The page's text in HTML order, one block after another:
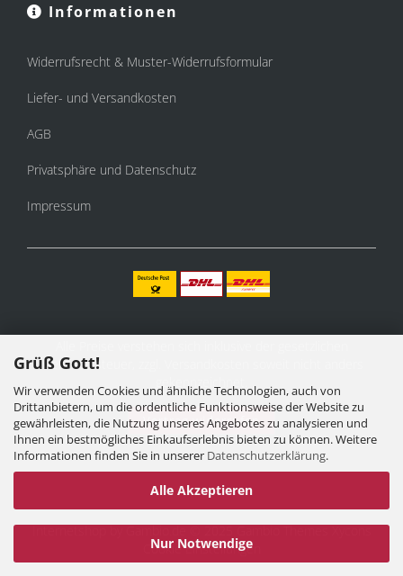
Grüß Gott!
Wir verwenden Cookies und ähnliche Technologien, auch von
Drittanbietern, um die ordentliche Funktionsweise der Website zu
gewährleisten, die Nutzung unseres Angebotes zu analysieren und
Ihnen ein bestmögliches Einkaufserlebnis bieten zu können. Weitere
Informationen finden Sie in unserer Datenschutzerklärung.
Alle Akzeptieren
Nur Notwendige
Informationen
Widerrufsrecht & Muster-Widerrufsformular
Liefer- und Versandkosten
AGB
Privatsphäre und Datenschutz
Impressum
Mehrwertsteuer, zzgl.
gekennzeichnet.
Vertrag widerrufen
Internetshopby Gambio.de © 2025 Gambio ThemesXycons
Cookie Einstellungen